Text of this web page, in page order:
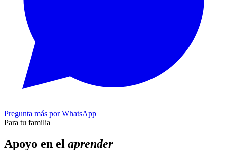
Pregunta más por WhatsApp
Para tu familia
Apoyo en el aprender